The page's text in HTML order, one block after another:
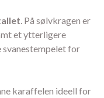
. På sølvkragen er
et ytterligere
for
karaffelen ideell for